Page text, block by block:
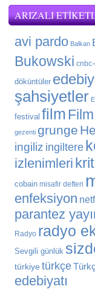
ARIZALI
avi pardo Balkan
Bukowski
döküntüler
şahsiyetler
festival film
gezenti grunge
ingiliz ingiltere
izlenimleri
cobain misafir defteri
enfeksiyon
parantez
Radyo radyo
Sevgili günlük
türkiye türkçe
edebiyatı